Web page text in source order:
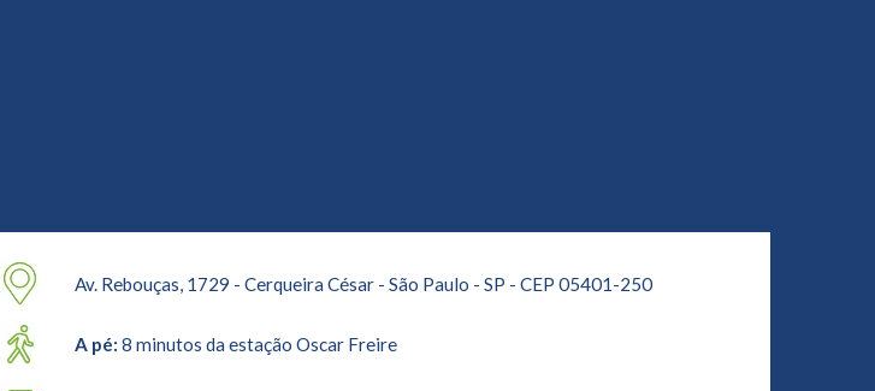
Av. Rebouças, 1729 - Cerqueira César - São Paulo - SP - CEP 05401-250
A pé: 8 minutos da estação Oscar Freire